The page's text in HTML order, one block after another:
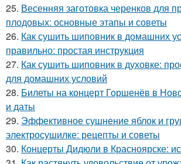
25. Весенняя заготовка черенков для
плодовых: основные этапы и советы
26. Как сушить шиповник в домашних
правильно: простая инструкция
27. Как сушить шиповник в духовке:
для домашних условий
28. Билеты на концерт Горшенёв в
и даты
29. Эффективное сушнение яблок и
электросушилке: рецепты и советы
30. Концерты Дидюли в Красноярске: